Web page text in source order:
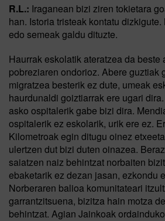
R.L.: Iraganean bizi ziren tokietara
han. Istoria tristeak kontatu
edo semeak galdu dituzte.
Haurrak eskolatik ateratzea da beste
pobreziaren ondorioz. Abere guztiak
migratzea besterik ez dute, umeak
haurdunaldi goiztiarrak ere ugari
asko ospitalerik gabe bizi dira.
ospitalerik ez eskolarik, urik ere ez.
Kilometroak egin ditugu oinez
ulertzen dut bizi duten oinazea.
saiatzen naiz behintzat norbaiten
ebaketarik ez dezan jasan, ezkondu
Norberaren balioa komunitateari
garrantzitsuena, bizitza hain motza
behintzat. Agian Jainkoak